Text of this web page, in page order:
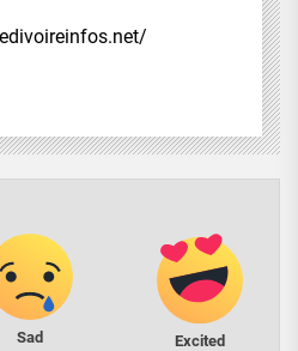
Sad Excited